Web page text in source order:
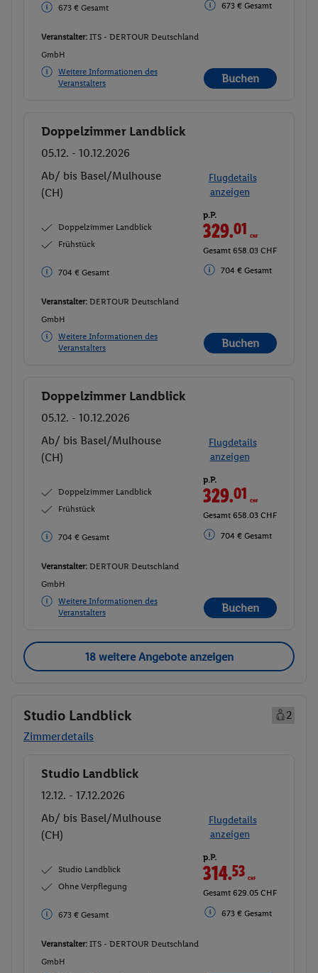
673 € Gesamt 673 € Gesamt
Veranstalter: ITS - DERTOUR Deutschland
GmbH
Weitere Informationen des
Veranstalters
Buchen
Buchen
Doppelzimmer Landblick
05.12. - 10.12.2026
Ab/ bis Basel/Mulhouse
(CH)
Flugdetails
anzeigen
Doppelzimmer Landblick
Frühstück
704 € Gesamt
p.P.
329.01 CHF
Gesamt 658.03 CHF
704 € Gesamt
Veranstalter: DERTOUR Deutschland
GmbH
Weitere Informationen des
Veranstalters
Buchen
Buchen
Doppelzimmer Landblick
05.12. - 10.12.2026
Ab/ bis Basel/Mulhouse
(CH)
Flugdetails
anzeigen
Doppelzimmer Landblick
Frühstück
704 € Gesamt
p.P.
329.01 CHF
Gesamt 658.03 CHF
704 € Gesamt
Veranstalter: DERTOUR Deutschland
GmbH
Weitere Informationen des
Veranstalters
Buchen
18 weitere Angebote anzeigen
Studio Landblick
2
Zimmerdetails
Buchen
Studio Landblick
12.12. - 17.12.2026
Ab/ bis Basel/Mulhouse
(CH)
Flugdetails
anzeigen
Studio Landblick
Ohne Verpflegung
673 € Gesamt
p.P.
314.53CHF
Gesamt 629.05 CHF
673 € Gesamt
Veranstalter: ITS - DERTOUR Deutschland
GmbH